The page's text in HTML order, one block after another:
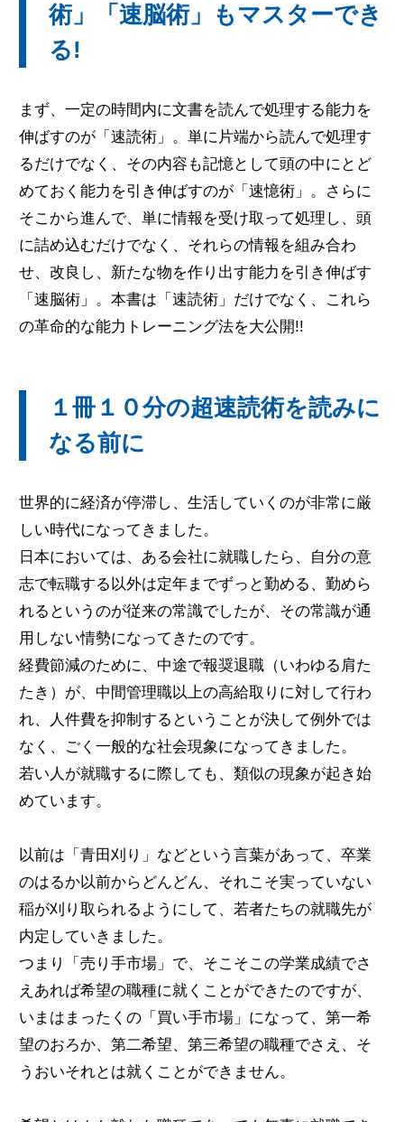
術」「速脳術」もマスターでき
る!
まず、一定の時間内に文書を読んで処理する能力を
伸ばすのが「速読術」。単に片端から読んで処理す
るだけでなく、その内容も記憶として頭の中にとど
めておく能力を引き伸ばすのが「速憶術」。さらに
そこから進んで、単に情報を受け取って処理し、頭
に詰め込むだけでなく、それらの情報を組み合わ
せ、改良し、新たな物を作り出す能力を引き伸ばす
「速脳術」。本書は「速読術」だけでなく、これら
の革命的な能力トレーニング法を大公開!!
１冊１０分の超速読術を読みに
なる前に
世界的に経済が停滞し、生活していくのが非常に厳
しい時代になってきました。
日本においては、ある会社に就職したら、自分の意
志で転職する以外は定年までずっと勤める、勤めら
れるというのが従来の常識でしたが、その常識が通
用しない情勢になってきたのです。
経費節減のために、中途で報奨退職（いわゆる肩た
たき）が、中間管理職以上の高給取りに対して行わ
れ、人件費を抑制するということが決して例外では
なく、ごく一般的な社会現象になってきました。
若い人が就職するに際しても、類似の現象が起き始
めています。
以前は「青田刈り」などという言葉があって、卒業
のはるか以前からどんどん、それこそ実っていない
稲が刈り取られるようにして、若者たちの就職先が
内定していきました。
つまり「売り手市場」で、そこそこの学業成績でさ
えあれば希望の職種に就くことができたのですが、
いまはまったくの「買い手市場」になって、第一希
望のおろか、第二希望、第三希望の職種でさえ、そ
うおいそれとは就くことができません。